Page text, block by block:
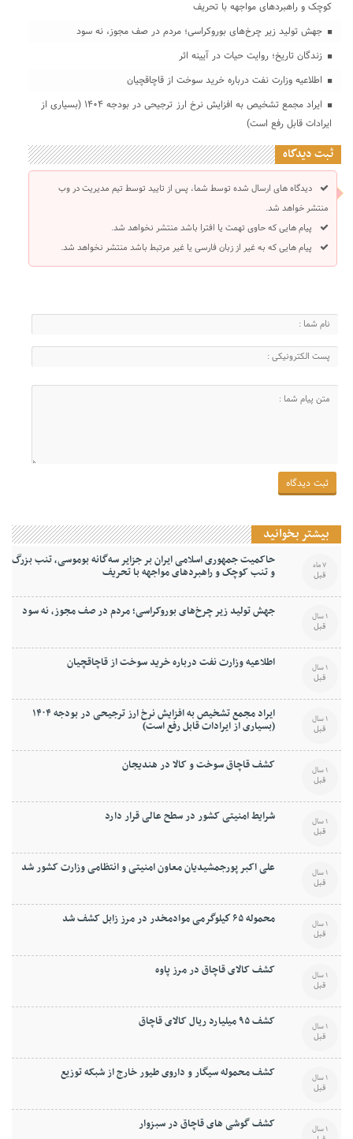
کوچک و راهبردهای مواجهه با تحریف
جهش تولید زیر چرخ‌های بوروکراسی؛ مردم در صف مجوز، نه سود
زندگان تاریخ؛ روایت حیات در آیینه اثر
اطلاعیه وزارت نفت درباره خرید سوخت از قاچاقچیان
ایراد مجمع تشخیص به افزایش نرخ ارز ترجیحی در بودجه ۱۴۰۴ (بسیاری از
ایرادات قابل رفع است)
ثبت دیدگاه
دیدگاه های ارسال شده توسط شما، پس از تایید توسط تیم مدیریت در وب
منتشر خواهد شد.
پیام هایی که حاوی تهمت یا افترا باشد منتشر نخواهد شد.
پیام هایی که به غیر از زبان فارسی یا غیر مرتبط باشد منتشر نخواهد شد.
بیشتر بخوانید
حاکمیت جمهوری اسلامی ایران بر جزایر سه‌گانه بوموسی، تنب بزرگ
و‌ تنب کوچک و راهبردهای مواجهه با تحریف 7 ماه
قبل
جهش تولید زیر چرخ‌های بوروکراسی؛ مردم در صف مجوز، نه سود 1 سال
قبل
اطلاعیه وزارت نفت درباره خرید سوخت از قاچاقچیان 1 سال
قبل
ایراد مجمع تشخیص به افزایش نرخ ارز ترجیحی در بودجه ۱۴۰۴
(بسیاری از ایرادات قابل رفع است) 1 سال
قبل
کشف قاچاق سوخت و کالا در هندیجان 1 سال
قبل
شرایط امنیتی کشور در سطح عالی قرار دارد 1 سال
قبل
علی اکبر پورجمشیدیان معاون امنیتی و انتظامی وزارت کشور شد 1 سال
قبل
محموله ۶۵ كيلوگرمی موادمخدر در مرز زابل کشف شد 1 سال
قبل
کشف کالای قاچاق در مرز پاوه 1 سال
قبل
کشف ۹۵ ميليارد ريال کالای قاچاق 1 سال
قبل
کشف محموله سيگار و داروی طيور خارج از شبکه توزيع 1 سال
قبل
کشف گوشی های قاچاق در سبزوار 1 سال